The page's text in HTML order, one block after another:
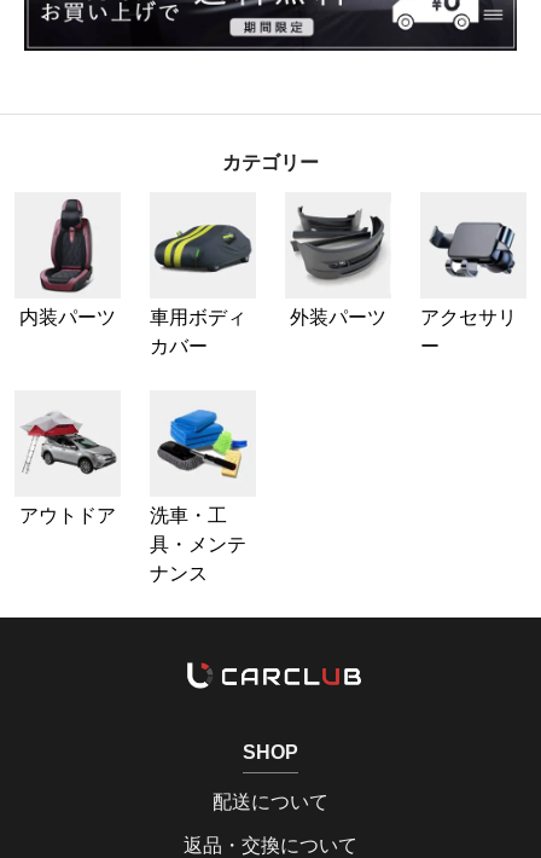
カテゴリー
内装パーツ
車用ボディ
カバー
外装パーツ
アクセサリ
ー
アウトドア
洗車・工
具・メンテ
ナンス
SHOP
配送について
返品・交換について